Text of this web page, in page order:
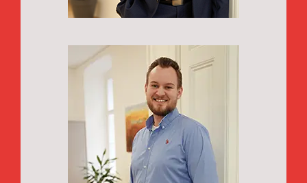
Dominik Strauß
Sales | Customer Care
0316/822 899 -25
dominik.strauss@zt.co.at